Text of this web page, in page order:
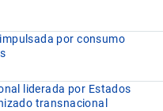
por consumo
liderada por Estados
transnacional